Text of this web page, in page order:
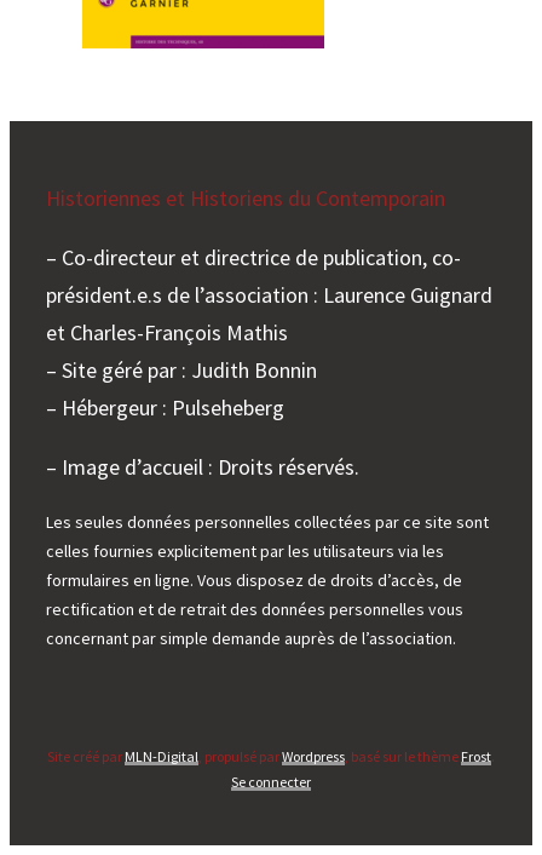
Historiennes et Historiens du Contemporain
– Co-directeur et directrice de publication, co-
président.e.s de l’association : Laurence Guignard
et Charles-François Mathis
– Site géré par : Judith Bonnin
– Hébergeur : Pulseheberg
– Image d’accueil : Droits réservés.
Les seules données personnelles collectées par ce site sont
celles fournies explicitement par les utilisateurs via les
formulaires en ligne. Vous disposez de droits d’accès, de
rectification et de retrait des données personnelles vous
concernant par simple demande auprès de l’association.
Site créé par MLN-Digital , propulsé parWordpress , basé sur le thème Frost.
Se connecter